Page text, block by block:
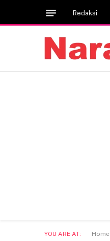
Redaksi
YOU ARE AT: Home